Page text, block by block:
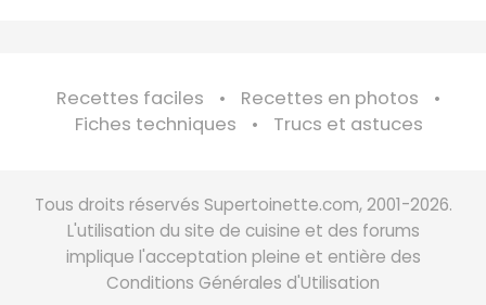
Recettes faciles
Recettes en photos
Fiches techniques
Trucs et astuces
Tous droits réservés Supertoinette.com, 2001-2026.
L'utilisation du site de cuisine et des forums
implique l'acceptation pleine et entière des
Conditions Générales d'Utilisation